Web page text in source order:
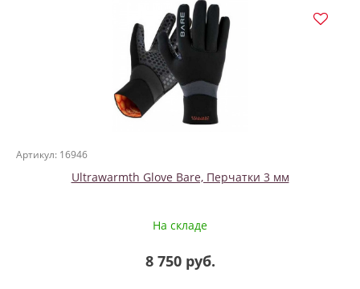
Артикул: 16946
Ultrawarmth Glove Bare, Перчатки 3 мм
На складе
8 750 руб.